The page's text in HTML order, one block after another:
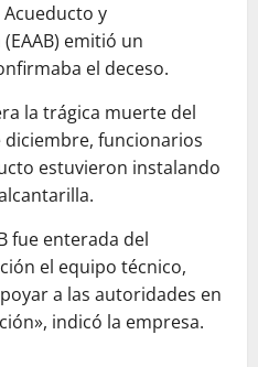
y
emitió un
el deceso.
la trágica muerte del
funcionarios
estuvieron instalando
fue enterada del
el equipo técnico,
a las autoridades en
indicó la empresa.